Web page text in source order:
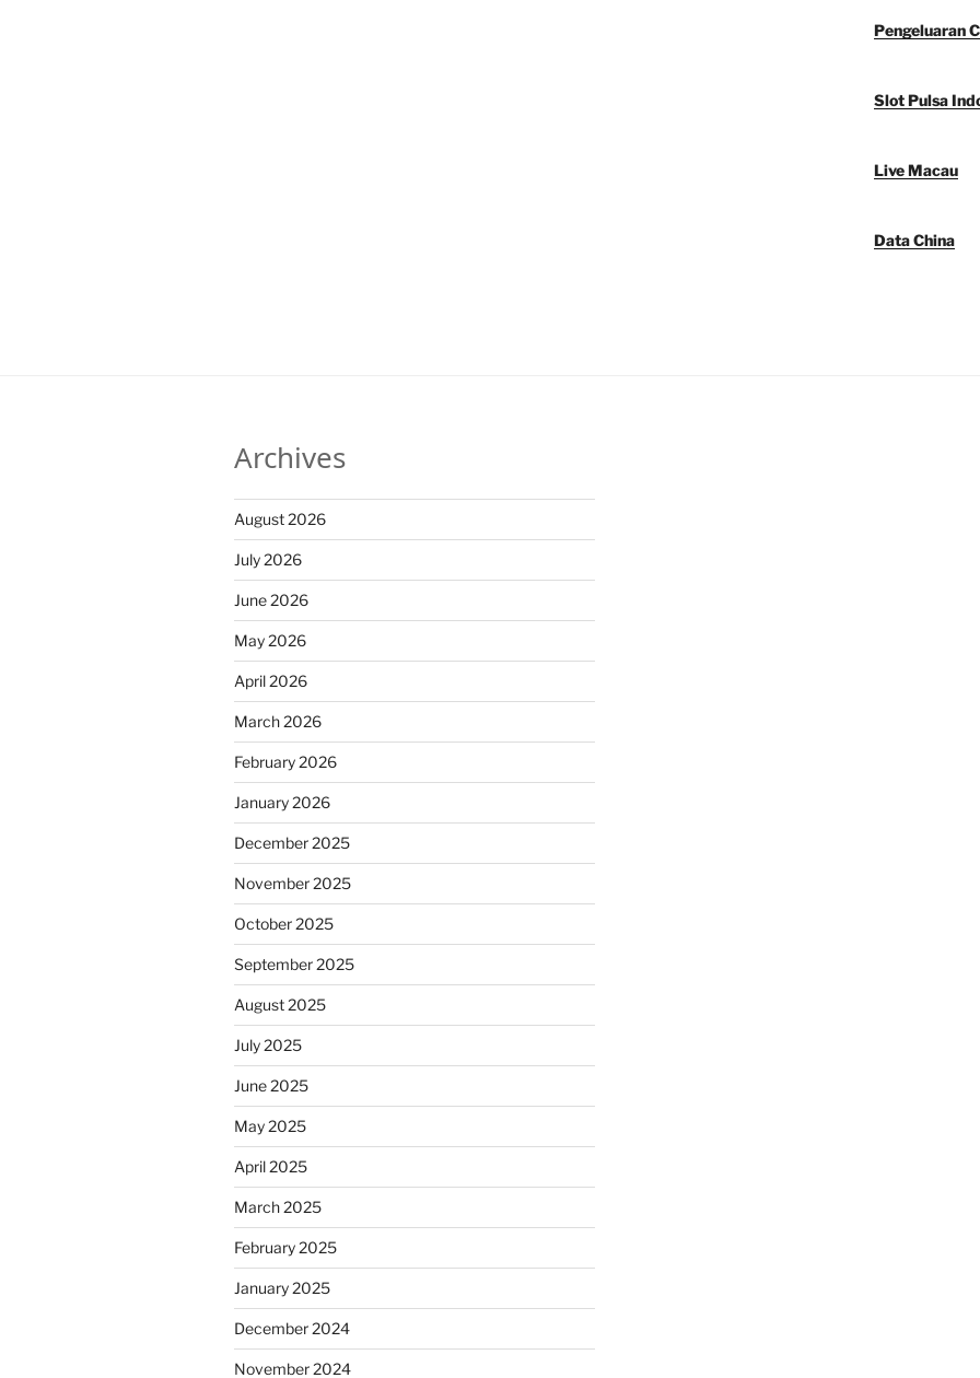
Pengeluaran
Slot Pulsa
Live Macau
Data China
Archives
August 2026
July 2026
June 2026
May 2026
April 2026
March 2026
February 2026
January 2026
December 2025
November 2025
October 2025
September 2025
August 2025
July 2025
June 2025
May 2025
April 2025
March 2025
February 2025
January 2025
December 2024
November 2024